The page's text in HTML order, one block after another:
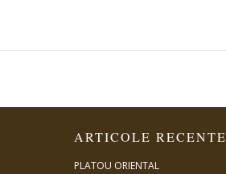
ARTICOLE RECENTE
PLATOU ORIENTAL